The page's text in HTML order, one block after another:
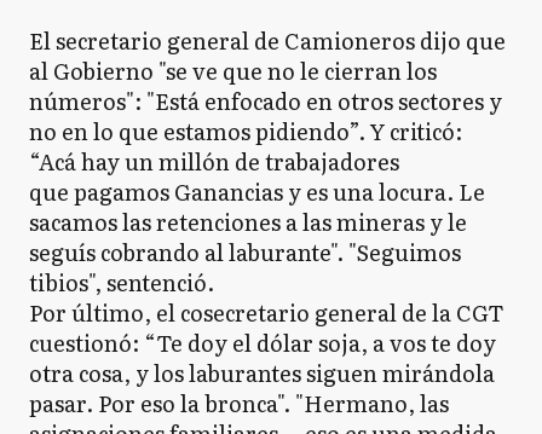
El secretario general de Camioneros dijo que
al Gobierno "se ve que no le cierran los
números": "Está enfocado en otros sectores y
no en lo que estamos pidiendo”. Y criticó:
“Acá hay un millón de trabajadores
que pagamos Ganancias y es una locura. Le
sacamos las retenciones a las mineras y le
seguís cobrando al laburante". "Seguimos
tibios", sentenció.
Por último, el cosecretario general de la CGT
cuestionó: “Te doy el dólar soja, a vos te doy
otra cosa, y los laburantes siguen mirándola
pasar. Por eso la bronca". "Hermano, las